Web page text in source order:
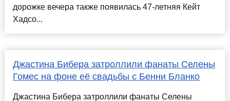
дорожке вечера также появилась 47-летняя Кейт
Хадсо...
Джастина Бибера затроллили фанаты Селены
Гомес на фоне её свадьбы с Бенни Бланко
Джастина Бибера затроллили фанаты Селены